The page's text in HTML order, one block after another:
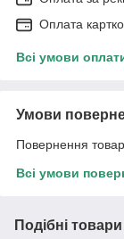
Оплата
Всі умови
Умови
Повернення
Всі умови
Подібні